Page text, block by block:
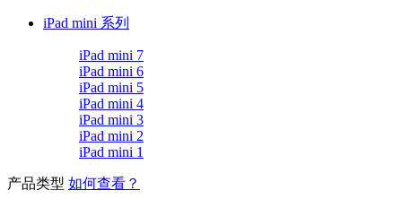
iPad mini 系列
iPad mini 7
iPad mini 6
iPad mini 5
iPad mini 4
iPad mini 3
iPad mini 2
iPad mini 1
产品类型 如何查看？